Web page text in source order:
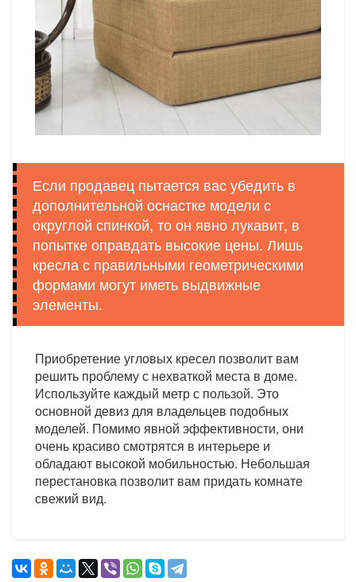
Если продавец пытается вас убедить в
дополнительной оснастке модели с
округлой спинкой, то он явно лукавит, в
попытке оправдать высокие цены. Лишь
кресла с правильными геометрическими
формами могут иметь выдвижные
элементы.
Приобретение угловых кресел позволит вам
решить проблему с нехваткой места в доме.
Используйте каждый метр с пользой. Это
основной девиз для владельцев подобных
моделей. Помимо явной эффективности, они
очень красиво смотрятся в интерьере и
обладают высокой мобильностью. Небольшая
перестановка позволит вам придать комнате
свежий вид.